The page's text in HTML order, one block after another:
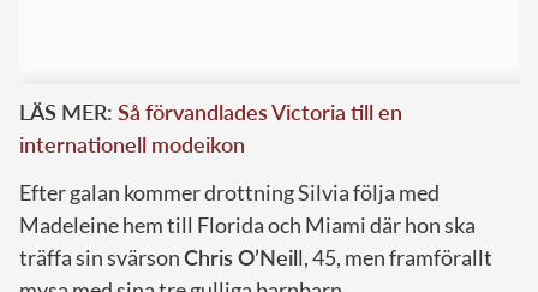
LÄS MER: Så förvandlades Victoria till en
internationell modeikon
Efter galan kommer drottning Silvia följa med
Madeleine hem till Florida och Miami där hon ska
träffa sin svärsonChris O’Neill, 45, men framförallt